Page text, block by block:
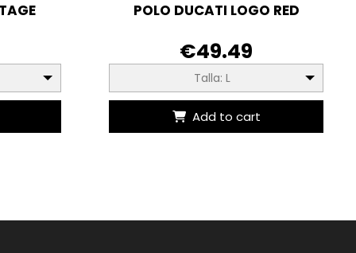
POLO DUCATI LOGO RED
€49.49
Talla: L
Add to cart